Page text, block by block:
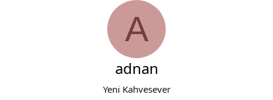
A
adnan
Yeni Kahvesever